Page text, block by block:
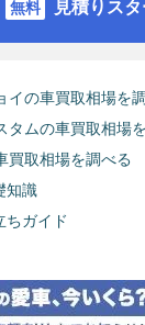
見積りスタ
イの車買取相場を
タムの車買取相場
買取相場を調べる
知識
ちガイド